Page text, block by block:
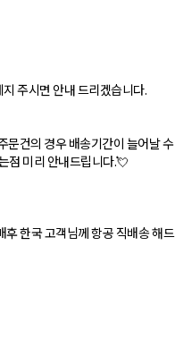
주시면 안내 드리겠습니다.
건의 경우 배송기간이 늘어날
점 미리 안내드립니다.💘
한국 고객님께 항공 직배송 해